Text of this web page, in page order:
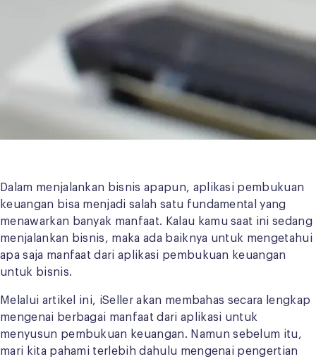
Dalam menjalankan bisnis apapun, aplikasi pembukuan
keuangan bisa menjadi salah satu fundamental yang
menawarkan banyak manfaat. Kalau kamu saat ini sedang
menjalankan bisnis, maka ada baiknya untuk mengetahui
apa saja manfaat dari aplikasi pembukuan keuangan
untuk bisnis.
Melalui artikel ini, iSeller akan membahas secara lengkap
mengenai berbagai manfaat dari aplikasi untuk
menyusun pembukuan keuangan. Namun sebelum itu,
mari kita pahami terlebih dahulu mengenai pengertian